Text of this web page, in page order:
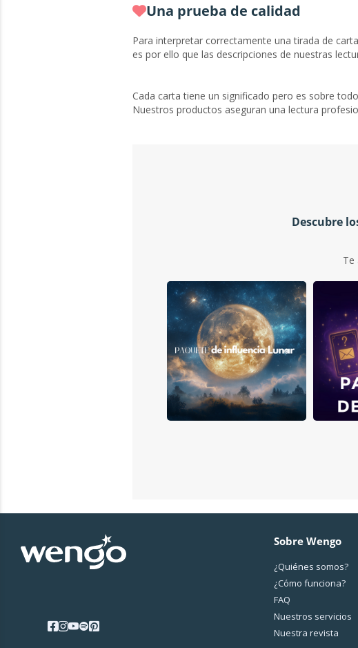
Una prueba de calidad
Para interpretar correctamente una tirada de
es por ello que las descripciones de nuestras
Cada carta tiene un significado pero es sobre
Nuestros productos aseguran una lectura
Descubre
Te
Sobre Wengo
¿Quiénes somos?
¿Cо́mo funciona?
FAQ
Nuestros servicios
Nuestra revista